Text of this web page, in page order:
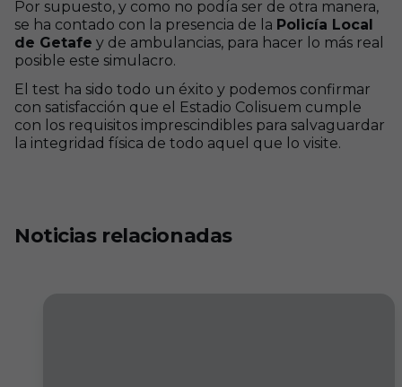
Por supuesto, y como no podía ser de otra manera,
se ha contado con la presencia de la Policía Local
de Getafe y de ambulancias, para hacer lo más real
posible este simulacro.
El test ha sido todo un éxito y podemos confirmar
con satisfacción que el Estadio Colisuem cumple
con los requisitos imprescindibles para salvaguardar
la integridad física de todo aquel que lo visite.
Noticias relacionadas